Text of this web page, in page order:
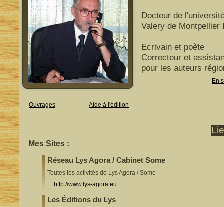
Docteur de
Valery de Montpellier
Ecrivain et poète
Correcteur et
pour les auteurs
En
Ouvrages Aide à l'édition
Mes Sites :
Réseau Lys Agora / Cabinet Some
Toutes les activités de Lys Agora / Some
http://www.lys-agora.eu
Les Éditions du Lys